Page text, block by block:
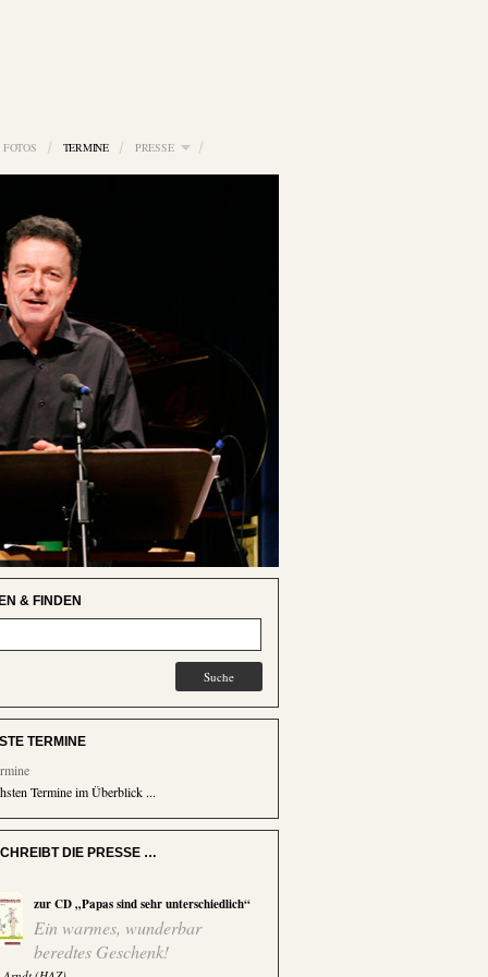
FOTOS TERMINE PRESSE
& FINDEN
TERMINE
Termine im Überblick ...
DIE PRESSE …
zur CD „Papas sind sehr unterschiedlich“
Ein warmes, wunderbar
beredtes Geschenk!